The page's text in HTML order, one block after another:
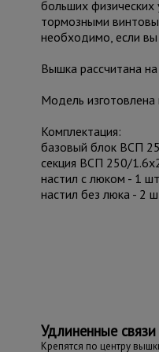
больших физических
тормозными
необходимо, если
Вышка рассчитана
Модель
Комплектация:
базовый блок ВСП
секция ВСП 250/
настил с люком - 1
настил без люка - 2
Удлиненные связи
Крепятся по центру